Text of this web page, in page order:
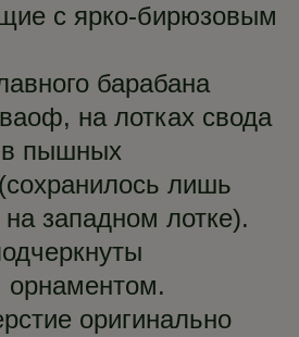
с ярко-бирюзовым
барабана
на лотках свода
в пышных
лишь
западном лотке).
орнаментом.
оригинально